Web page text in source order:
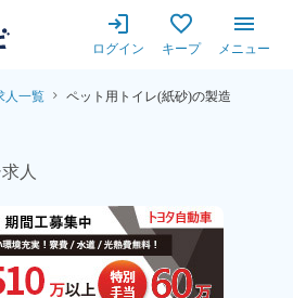
ログイン キープ メニュー
人一覧 ペット用トイレ(紙砂)の製造
イレ(紙砂)の製
人